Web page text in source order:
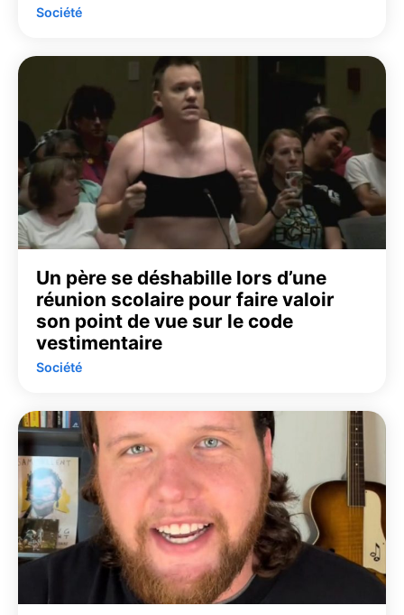
Société
Un père se déshabille lors d’une
réunion scolaire pour faire valoir
son point de vue sur le code
vestimentaire
Société